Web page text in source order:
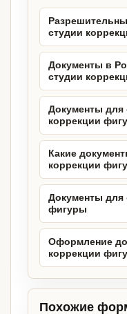
студии
Документы в
студии
Документы для
коррекции
Какие
коррекции
Документы для
фигуры
Оформление
коррекции
Похожие